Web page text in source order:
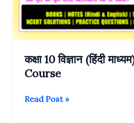
कक्षा 10 विज्ञान (हिंदी
Course
कक्षा
Read Post »